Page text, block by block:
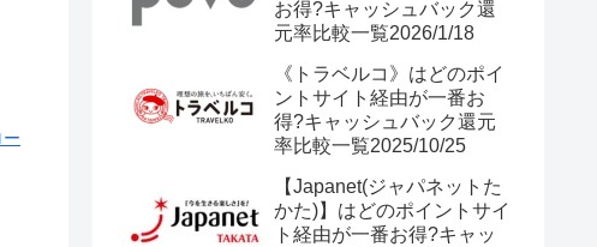
お得?キャッシュバック還
元率比較一覧2026/1/18
《トラベルコ》はどのポイ
ントサイト経由が一番お
得?キャッシュバック還元
率比較一覧2025/10/25
【Japanet(ジャパネットた
かた)】はどのポイントサイ
ト経由が一番お得?キャッ